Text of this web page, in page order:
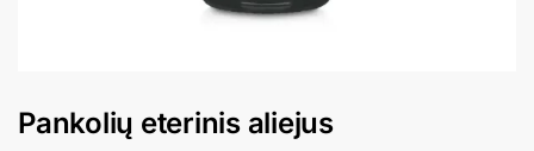
Pankolių eterinis aliejus